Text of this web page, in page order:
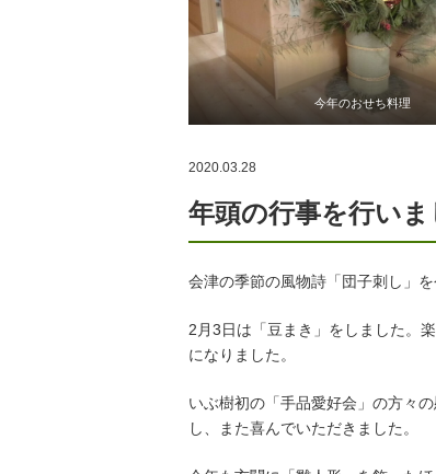
今年のおせち料理
2020.03.28
年頭の行事を行いま
会津の季節の風物詩「団子刺し」を
2月3日は「豆まき」をしました。
になりました。
いぶ樹初の「手品愛好会」の方々
し、また喜んでいただきました。